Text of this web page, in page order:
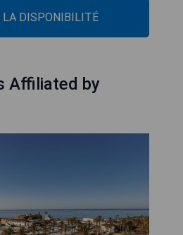
LA DISPONIBILITÉ
Affiliated by